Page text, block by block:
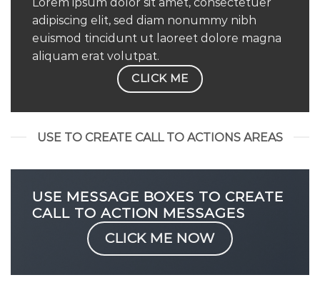
adipiscing elit, sed diam nonummy nibh
euismod tincidunt ut laoreet dolore magna
aliquam erat volutpat.
CLICK ME
USE TO CREATE CALL TO ACTIONS AREAS
USE MESSAGE BOXES TO CREATE
CALL TO ACTION MESSAGES
CLICK ME NOW